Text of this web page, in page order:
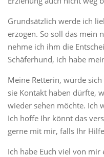
Grundsätzlich werde ich
erzogen. So soll das mein
nehme ich ihm die
Schäferhund, ich habe
Meine Retterin, würde
sie Kontakt haben dürfte,
wieder sehen möchte. Ich
Ich hoffe Ihr könnt das
gerne mit mir, falls Ihr
Ich habe Euch viel von